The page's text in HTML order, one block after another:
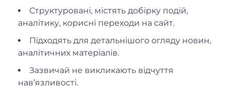
Структуровані, містять добірку подій,
аналітику, корисні переходи на сайт.
Підходять для детальнішого огляду новин,
аналітичних матеріалів.
Зазвичай не викликають відчуття
нав’язливості.